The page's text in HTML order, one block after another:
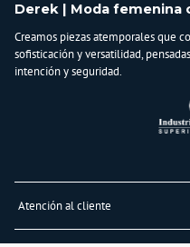
Composición:
100% POLIESTER. FORRO:
100% POLIESTER
Derek | Moda femenina
Creamos piezas atemporales que
sofisticación y versatilidad,
intención y seguridad.
Atención al cliente